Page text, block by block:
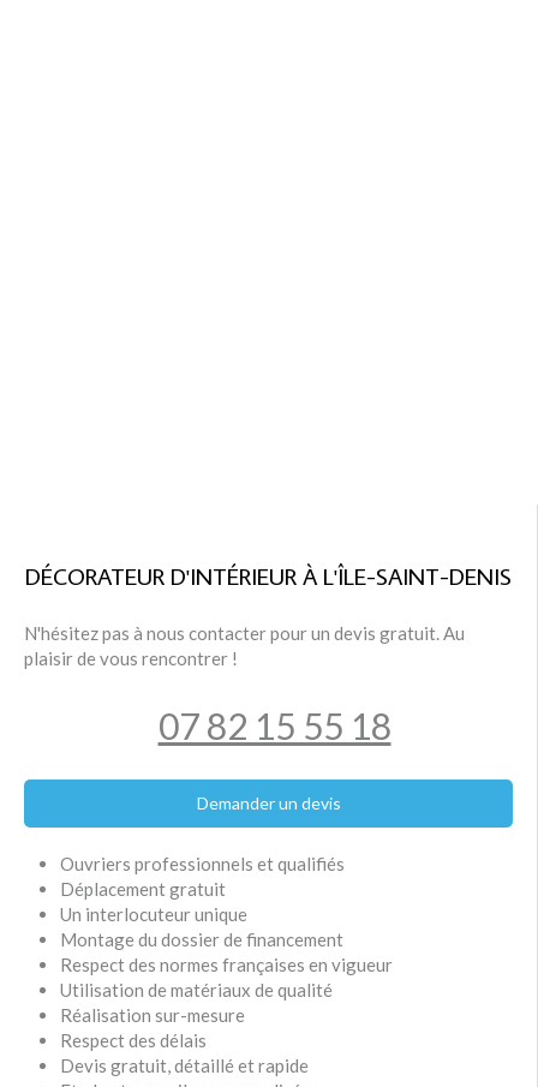
DÉCORATEUR D'INTÉRIEUR À L'ÎLE-SAINT-DENIS
N'hésitez pas à nous contacter pour un devis gratuit. Au
plaisir de vous rencontrer !
07 82 15 55 18
Demander un devis
Ouvriers professionnels et qualifiés
Déplacement gratuit
Un interlocuteur unique
Montage du dossier de financement
Respect des normes françaises en vigueur
Utilisation de matériaux de qualité
Réalisation sur-mesure
Respect des délais
Devis gratuit, détaillé et rapide